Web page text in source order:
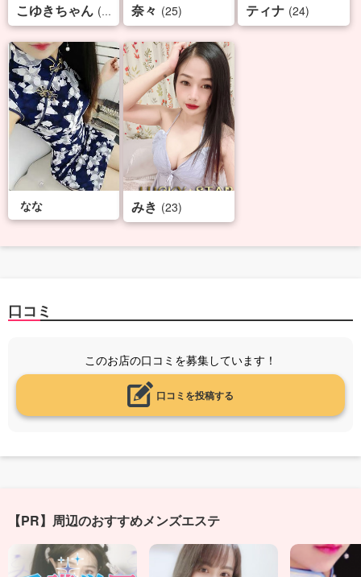
こゆきちゃん (29) 奈々 (25) ティナ (24)
なな みき (23)
口コミ
このお店の口コミを募集しています！
口コミを投稿する
【PR】周辺のおすすめメンズエステ